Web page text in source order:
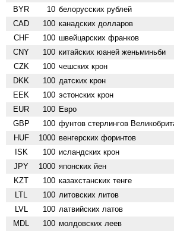
BYR 10 белорусских рублей
CAD 100 канадских долларов
CHF 100 швейцарских франков
CNY 100 китайских юаней женьминьби
CZK 100 чешских крон
DKK 100 датских крон
EEK 100 эстонских крон
EUR 100 Евро
GBP 100 фунтов стерлингов
HUF 1000 венгерских форинтов
ISK 100 исландских крон
JPY 1000 японских йен
KZT 100 казахстанских тенге
LTL 100 литовских литов
LVL 100 латвийских латов
MDL 100 молдовских леев